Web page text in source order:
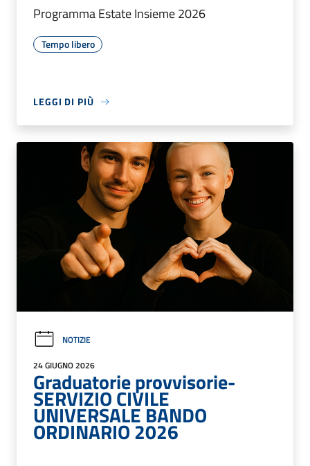
Programma Estate Insieme 2026
Tempo libero
LEGGI DI PIÙ
NOTIZIE
24 GIUGNO 2026
Graduatorie provvisorie-
SERVIZIO CIVILE
UNIVERSALE BANDO
ORDINARIO 2026